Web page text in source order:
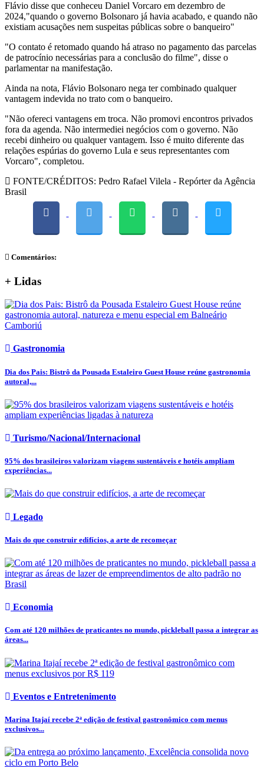
Flávio disse que conheceu Daniel Vorcaro em dezembro de
2024,"quando o governo Bolsonaro já havia acabado, e quando não
existiam acusações nem suspeitas públicas sobre o banqueiro"
"O contato é retomado quando há atraso no pagamento das parcelas
de patrocínio necessárias para a conclusão do filme", disse o
parlamentar na manifestação.
Ainda na nota, Flávio Bolsonaro nega ter combinado qualquer
vantagem indevida no trato com o banqueiro.
"Não ofereci vantagens em troca. Não promovi encontros privados
fora da agenda. Não intermediei negócios com o governo. Não
recebi dinheiro ou qualquer vantagem. Isso é muito diferente das
relações espúrias do governo Lula e seus representantes com
Vorcaro", completou.
FONTE/CRÉDITOS: Pedro Rafael Vilela - Repórter da Agência
Brasil
Comentários:
+ Lidas
Gastronomia
Dia dos Pais: Bistrô da Pousada Estaleiro Guest House reúne gastronomia
autoral,...
Turismo/Nacional/Internacional
95% dos brasileiros valorizam viagens sustentáveis e hotéis ampliam
experiências...
Legado
Mais do que construir edifícios, a arte de recomeçar
Economia
Com até 120 milhões de praticantes no mundo, pickleball passa a integrar as
áreas...
Eventos e Entretenimento
Marina Itajaí recebe 2ª edição de festival gastronômico com menus
exclusivos...